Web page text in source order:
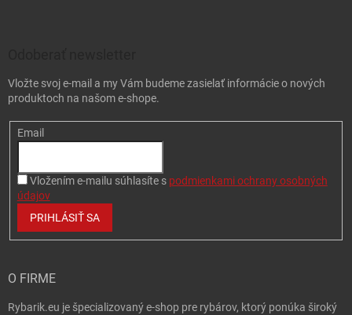
Vložte svoj e-mail a my Vám budeme zasielať informácie o nových
produktoch na našom e-shope.
Email
Vložením e-mailu súhlasíte s podmienkami ochrany osobných
údajov
PRIHLÁSIŤ SA
O FIRME
Rybarik.eu je špecializovaný e-shop pre rybárov, ktorý ponúka široký